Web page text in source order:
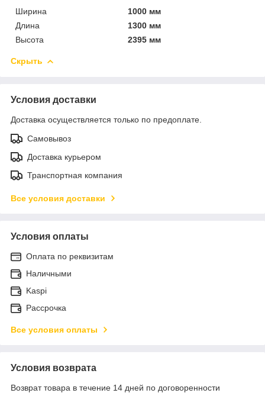
Ширина
1000 мм
Длина
1300 мм
Высота
2395 мм
Скрыть
Условия доставки
Доставка осуществляется только по предоплате.
Самовывоз
Доставка курьером
Транспортная компания
Все условия доставки
Условия оплаты
Оплата по реквизитам
Наличными
Kaspi
Рассрочка
Все условия оплаты
Условия возврата
Возврат товара в течение 14 дней по договоренности